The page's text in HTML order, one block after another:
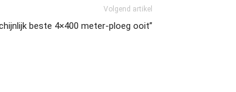
Volgend artikel
beste 4×400 meter-ploeg ooit”